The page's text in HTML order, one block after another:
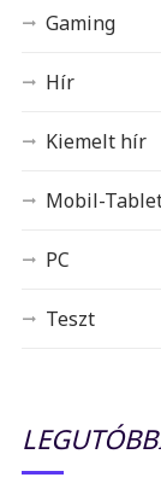
Gaming
Hír
Kiemelt hír
Mobil-
PC
Teszt